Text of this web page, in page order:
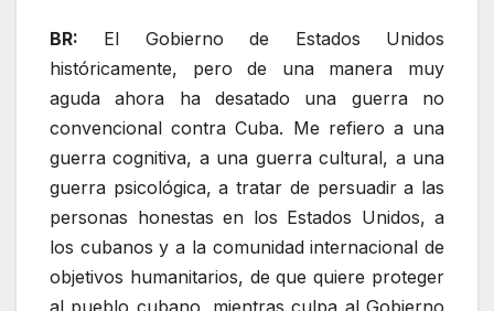
BR: El Gobierno de Estados Unidos
históricamente, pero de una manera muy
aguda ahora ha desatado una guerra no
convencional contra Cuba. Me refiero a una
guerra cognitiva, a una guerra cultural, a una
guerra psicológica, a tratar de persuadir a las
personas honestas en los Estados Unidos, a
los cubanos y a la comunidad internacional de
objetivos humanitarios, de que quiere proteger
al pueblo cubano, mientras culpa al Gobierno